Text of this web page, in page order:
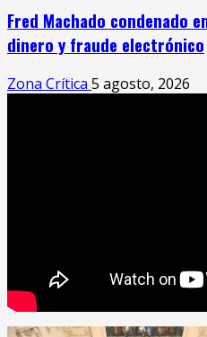
Fred Machado condenado
dinero y fraude electrónico
Zona Crítica 5 agosto, 2026